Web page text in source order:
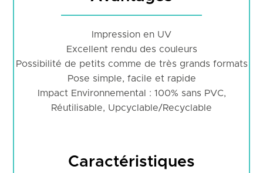
Impression en UV
Excellent rendu des couleurs
Possibilité de petits comme de très grands formats
Pose simple, facile et rapide
Impact Environnemental : 100% sans PVC,
Réutilisable, Upcyclable/Recyclable
Caractéristiques